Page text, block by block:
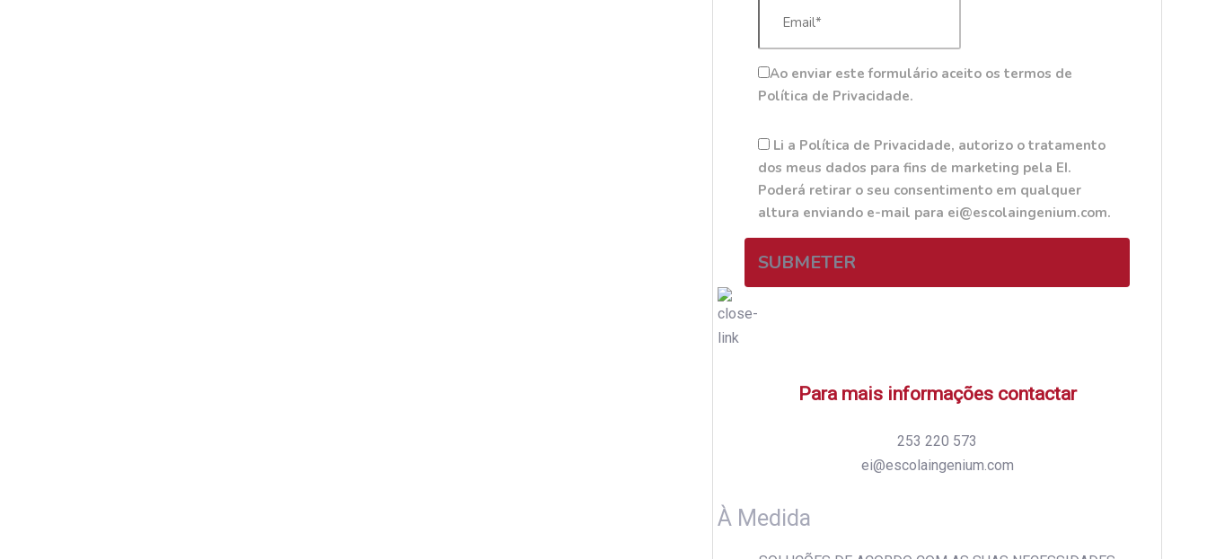
Ao enviar este formulário aceito os termos de
Política de Privacidade.
Li a Política de Privacidade, autorizo o tratamento
dos meus dados para fins de marketing pela EI.
Poderá retirar o seu consentimento em qualquer
altura enviando e-mail para ei@escolaingenium.com.
SUBMETER
Para mais informações contactar
253 220 573
ei@escolaingenium.com
À Medida